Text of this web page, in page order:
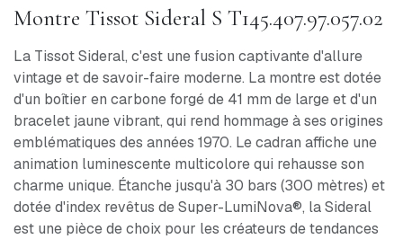
Montre Tissot Sideral S T145.407.97.057.02
La Tissot Sideral, c'est une fusion captivante d'allure
vintage et de savoir-faire moderne. La montre est dotée
d'un boîtier en carbone forgé de 41 mm de large et d'un
bracelet jaune vibrant, qui rend hommage à ses origines
emblématiques des années 1970. Le cadran affiche une
animation luminescente multicolore qui rehausse son
charme unique. Étanche jusqu'à 30 bars (300 mètres) et
dotée d'index revêtus de Super-LumiNova®, la Sideral
est une pièce de choix pour les créateurs de tendances